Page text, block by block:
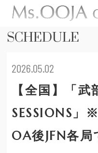
SCHEDULE
2026.05.02
【全国】「武
SESSIONS
OA後JFN各局